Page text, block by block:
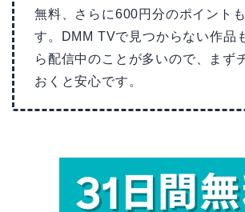
無料、さらに600円分のポイント
す。DMM TVで見つからない作品
ら配信中のことが多いので、まず
おくと安心です。